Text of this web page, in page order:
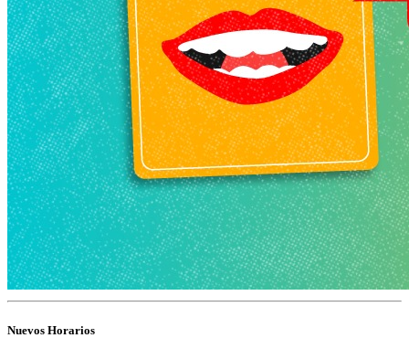
Nuevos Horarios